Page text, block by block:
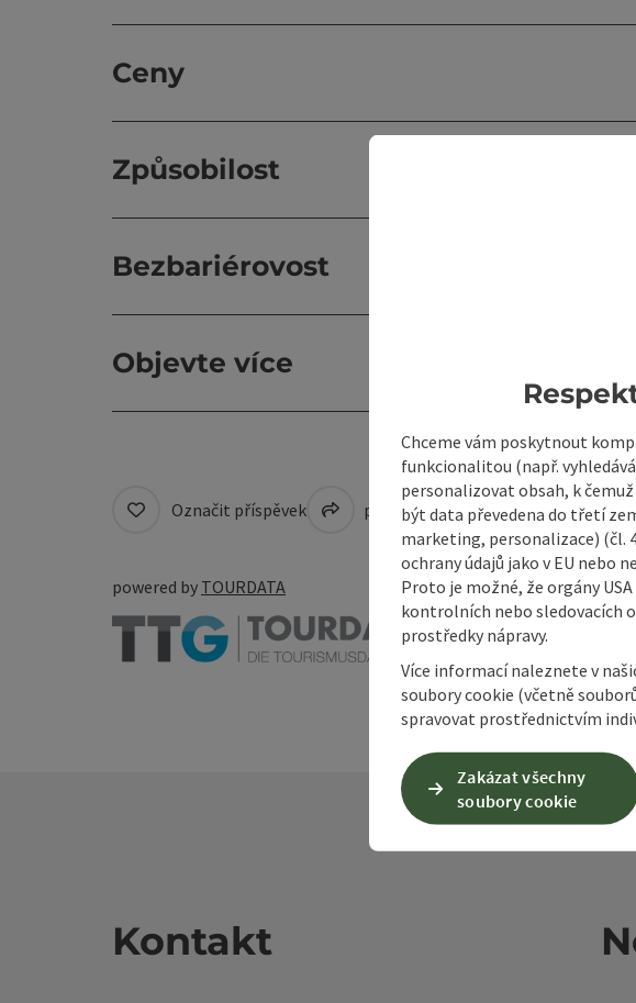
Ceny
Způsobilost
Bezbariérovost
Objevte více
Označit příspěvek přejít na poznámky Vytvořit
powered by TOURDATA
Kontakt
Chceme vám poskytnout
funkcionalitou (např.
personalizovat obsah, k
být data převedena do třetí
marketing, personalizace) (čl.
ochrany údajů jako v EU nebo
Proto je možné, že orgány
kontrolních nebo sledovacích
prostředky nápravy.
Více informací naleznete v
soubory cookie (včetně
spravovat prostřednictvím
Zakázat všechny
soubory cookie